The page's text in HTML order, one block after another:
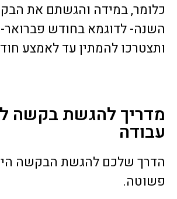
כלומר, במידה והגשתם את
השנה- לדוגמא בחודש פברואר-
ותצטרכו להמתין עד לאמצע
מדריך להגשת בקשה
עבודה
הדרך שלכם להגשת הבקשה
פשוטה.